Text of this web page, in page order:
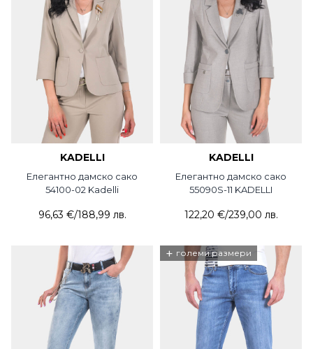
KADELLI
Елегантно дамско сако
54100-02 Kadelli
96,63 €/188,99 лв.
KADELLI
Елегантно дамско сако
55090S-11 KADELLI
122,20 €/239,00 лв.
+ големи размери